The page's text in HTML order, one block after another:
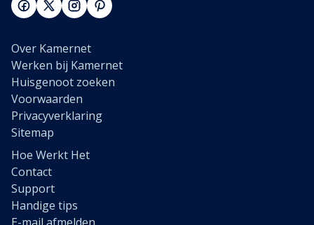
Over Kamernet
Werken bij Kamernet
Huisgenoot zoeken
Voorwaarden
Privacyverklaring
Sitemap
Hoe Werkt Het
Contact
Support
Handige tips